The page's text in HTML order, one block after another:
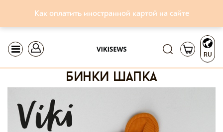
Как оплатить иностранной картой на сайте
RU
бинки шапка